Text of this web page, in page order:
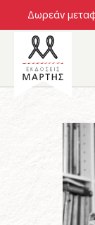
Δωρεάν